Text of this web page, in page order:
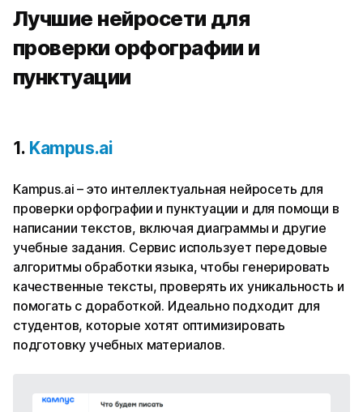
Лучшие нейросети для
проверки орфографии и
пунктуации
1. Kampus.ai
Kampus.ai – это интеллектуальная нейросеть для
проверки орфографии и пунктуации и для помощи в
написании текстов, включая диаграммы и другие
учебные задания. Сервис использует передовые
алгоритмы обработки языка, чтобы генерировать
качественные тексты, проверять их уникальность и
помогать с доработкой. Идеально подходит для
студентов, которые хотят оптимизировать
подготовку учебных материалов.